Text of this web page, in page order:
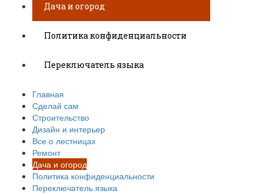
Дача и огород
Политика конфиденциальности
Переключатель языка
Главная
Сделай сам
Строительство
Дизайн и интерьер
Все о лестницах
Ремонт
Дача и огород
Политика конфиденциальности
Переключатель языка